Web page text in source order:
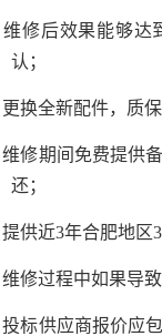
维修后效果能够达
认；
换全新配件，质保
修期间免费提供
还；
供近3年合肥地区
修过程中如果导
投标供应商报价应